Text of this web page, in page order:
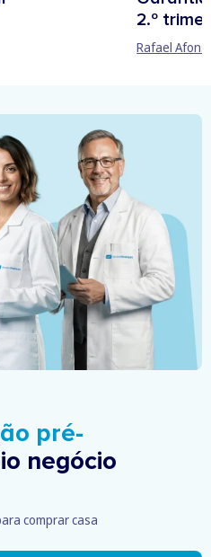
2.º
Rafael
pré-
negócio
comprar casa